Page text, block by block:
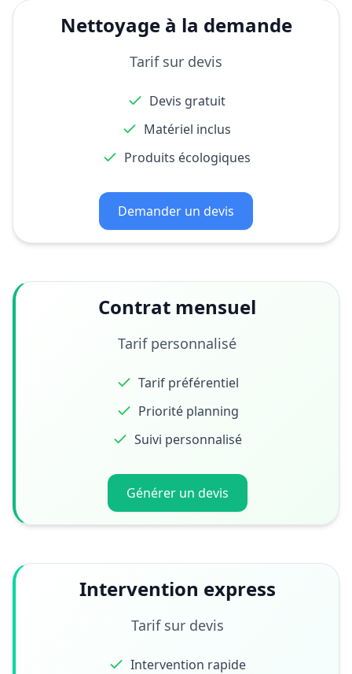
Nettoyage à la demande
Tarif sur devis
Devis gratuit
Matériel inclus
Produits écologiques
Demander un devis
Contrat mensuel
Tarif personnalisé
Tarif préférentiel
Priorité planning
Suivi personnalisé
Générer un devis
Intervention express
Tarif sur devis
Intervention rapide